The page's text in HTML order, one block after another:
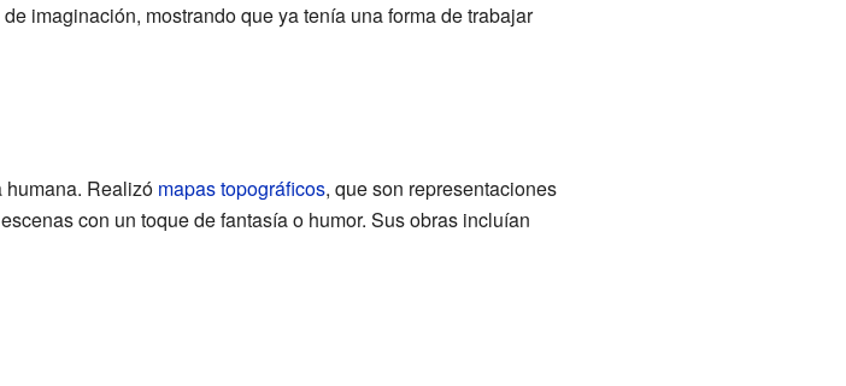
imaginación, mostrando que ya tenía una forma de trabajar
humana. Realizó mapas topográficos, que son representaciones
con un toque de fantasía o humor. Sus obras incluían